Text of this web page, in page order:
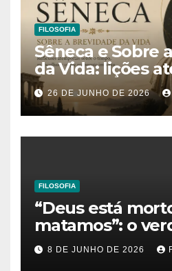
FILOSOFIA
Sêneca e Sobre
da Vida: lições
sobre o tempo,
o verdadeiro
existência
26 DE JUNHO DE 2026
FILOSOFIA
“Deus está
matamos”: o
significado da
Friedrich
8 DE JUNHO DE 2026